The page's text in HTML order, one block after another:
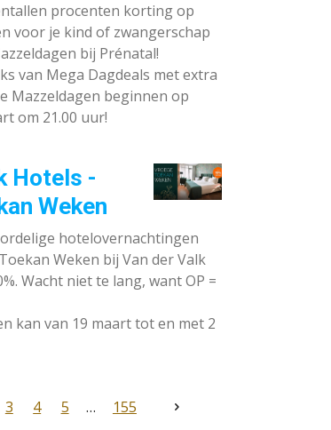
procenten korting op
voor je kind of zwangerschap
bij Prénatal!
van Mega Dagdeals met extra
Mazzeldagen beginnen op
om 21.00 uur!
Hotels -
Weken
hotelovernachtingen
Weken bij Van der Valk
Wacht niet te lang, want OP =
kan van 19 maart tot en met 2
3 4 5 155